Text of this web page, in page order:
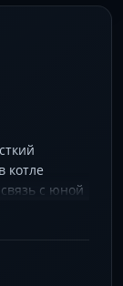
котле
с юной